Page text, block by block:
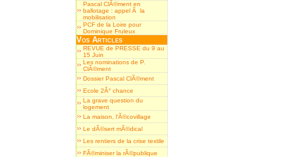
Pascal ClÃ©ment en
ballotage : appel Ã la
mobilisation
PCF de la Loire pour
Dominique Fruleux
Vos Articles
REVUE de PRESSE du 9 au
15 Juin
Les nominations de P.
ClÃ©ment
Dossier Pascal ClÃ©ment
Ecole 2Â° chance
La grave question du
logement
La maison, l'Ã©covillage
Le dÃ©sert mÃ©dical
Les rentiers de la crise textile
FÃ©miniser la rÃ©publique